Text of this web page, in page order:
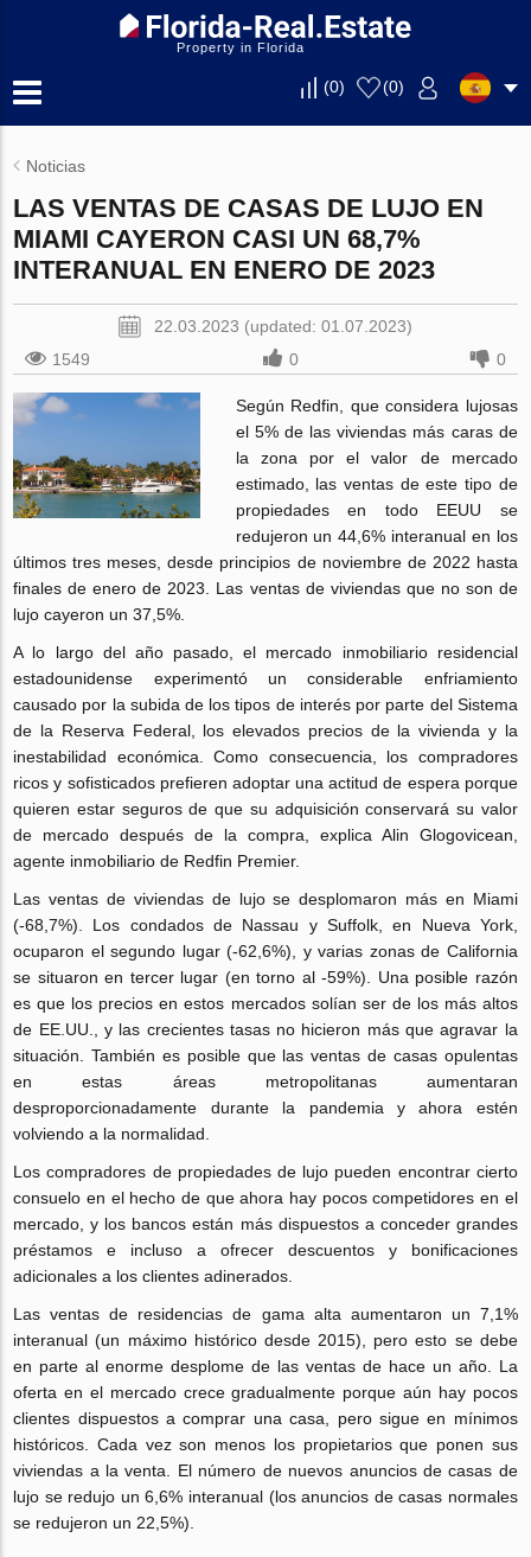
Property in Florida
(0) (0)
Noticias
LAS VENTAS DE CASAS DE LUJO EN
MIAMI CAYERON CASI UN 68,7%
INTERANUAL EN ENERO DE 2023
22.03.2023 (updated: 01.07.2023)
1549
0 0
Según Redfin, que considera lujosas
el 5% de las viviendas más caras de
la zona por el valor de mercado
estimado, las ventas de este tipo de
propiedades en todo EEUU se
redujeron un 44,6% interanual en los
últimos tres meses, desde principios de noviembre de 2022 hasta
finales de enero de 2023. Las ventas de viviendas que no son de
lujo cayeron un 37,5%.
A lo largo del año pasado, el mercado inmobiliario residencial
estadounidense experimentó un considerable enfriamiento
causado por la subida de los tipos de interés por parte del Sistema
de la Reserva Federal, los elevados precios de la vivienda y la
inestabilidad económica. Como consecuencia, los compradores
ricos y sofisticados prefieren adoptar una actitud de espera porque
quieren estar seguros de que su adquisición conservará su valor
de mercado después de la compra, explica Alin Glogovicean,
agente inmobiliario de Redfin Premier.
Las ventas de viviendas de lujo se desplomaron más en Miami
(-68,7%). Los condados de Nassau y Suffolk, en Nueva York,
ocuparon el segundo lugar (-62,6%), y varias zonas de California
se situaron en tercer lugar (en torno al -59%). Una posible razón
es que los precios en estos mercados solían ser de los más altos
de EE.UU., y las crecientes tasas no hicieron más que agravar la
situación. También es posible que las ventas de casas opulentas
en estas áreas metropolitanas aumentaran
desproporcionadamente durante la pandemia y ahora estén
volviendo a la normalidad.
Los compradores de propiedades de lujo pueden encontrar cierto
consuelo en el hecho de que ahora hay pocos competidores en el
mercado, y los bancos están más dispuestos a conceder grandes
préstamos e incluso a ofrecer descuentos y bonificaciones
adicionales a los clientes adinerados.
Las ventas de residencias de gama alta aumentaron un 7,1%
interanual (un máximo histórico desde 2015), pero esto se debe
en parte al enorme desplome de las ventas de hace un año. La
oferta en el mercado crece gradualmente porque aún hay pocos
clientes dispuestos a comprar una casa, pero sigue en mínimos
históricos. Cada vez son menos los propietarios que ponen sus
viviendas a la venta. El número de nuevos anuncios de casas de
lujo se redujo un 6,6% interanual (los anuncios de casas normales
se redujeron un 22,5%).